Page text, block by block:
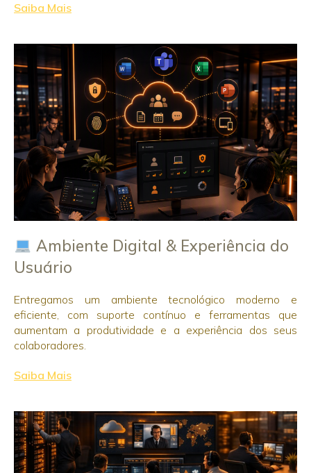
Saiba Mais
Ambiente Digital & Experiência do
Usuário
Entregamos um ambiente tecnológico moderno e
eficiente, com suporte contínuo e ferramentas que
aumentam a produtividade e a experiência dos seus
colaboradores.
Saiba Mais